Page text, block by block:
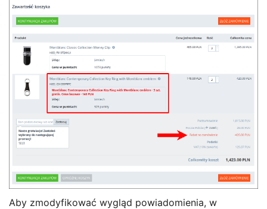
Aby zmodyfikować wygląd powiadomienia, w